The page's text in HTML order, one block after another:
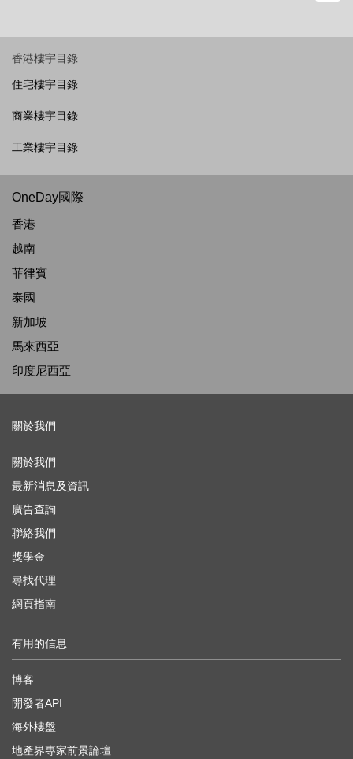
香港樓宇目錄
住宅樓宇目錄
商業樓宇目錄
工業樓宇目錄
OneDay國際
香港
越南
菲律賓
泰國
新加坡
馬來西亞
印度尼西亞
關於我們
關於我們
最新消息及資訊
廣告查詢
聯絡我們
獎學金
尋找代理
網頁指南
有用的信息
博客
開發者API
海外樓盤
地產界專家前景論壇